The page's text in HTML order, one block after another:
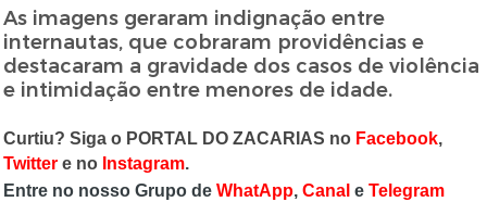
As imagens geraram indignação entre
internautas, que cobraram providências e
destacaram a gravidade dos casos de violência
e intimidação entre menores de idade.
Curtiu? Siga o PORTAL DO ZACARIAS no Facebook,
Twitter e no Instagram.
Entre no nosso Grupo deWhatApp,Canal eTelegram